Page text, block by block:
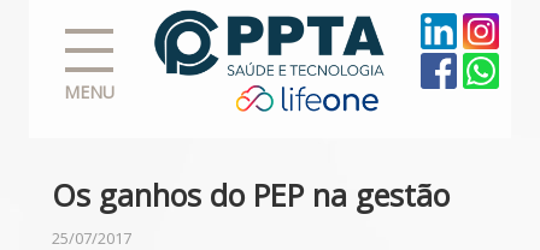
MENU
Os ganhos do PEP na gestão
25/07/2017